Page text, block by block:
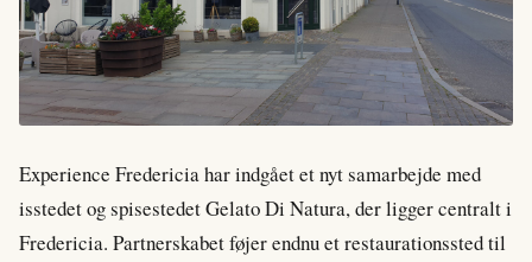
Experience Fredericia har indgået et nyt samarbejde med
isstedet og spisestedet Gelato Di Natura, der ligger centralt i
Fredericia. Partnerskabet føjer endnu et restaurationssted til